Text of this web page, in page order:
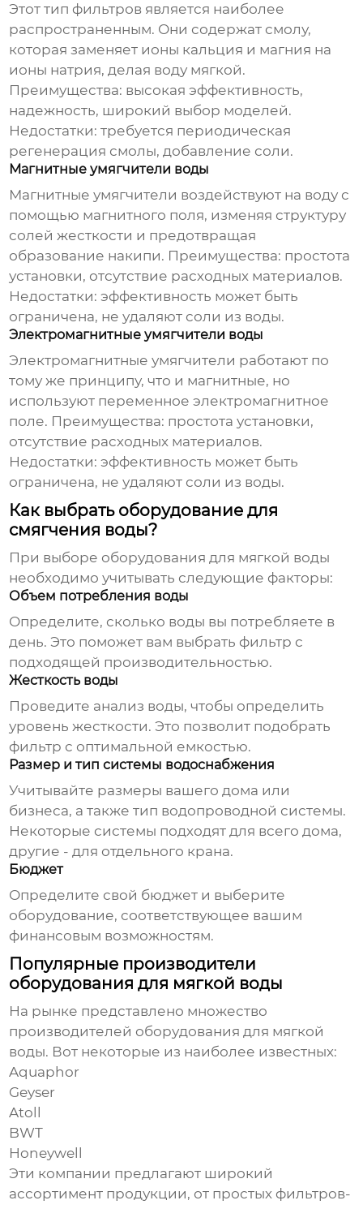
Этот тип фильтров является наиболее
распространенным. Они содержат смолу,
которая заменяет ионы кальция и магния на
ионы натрия, делая воду мягкой.
Преимущества: высокая эффективность,
надежность, широкий выбор моделей.
Недостатки: требуется периодическая
регенерация смолы, добавление соли.
Магнитные умягчители воды
Магнитные умягчители воздействуют на воду с
помощью магнитного поля, изменяя структуру
солей жесткости и предотвращая
образование накипи. Преимущества: простота
установки, отсутствие расходных материалов.
Недостатки: эффективность может быть
ограничена, не удаляют соли из воды.
Электромагнитные умягчители воды
Электромагнитные умягчители работают по
тому же принципу, что и магнитные, но
используют переменное электромагнитное
поле. Преимущества: простота установки,
отсутствие расходных материалов.
Недостатки: эффективность может быть
ограничена, не удаляют соли из воды.
Как выбрать оборудование для
смягчения воды?
При выборе оборудования для мягкой воды
необходимо учитывать следующие факторы:
Объем потребления воды
Определите, сколько воды вы потребляете в
день. Это поможет вам выбрать фильтр с
подходящей производительностью.
Жесткость воды
Проведите анализ воды, чтобы определить
уровень жесткости. Это позволит подобрать
фильтр с оптимальной емкостью.
Размер и тип системы водоснабжения
Учитывайте размеры вашего дома или
бизнеса, а также тип водопроводной системы.
Некоторые системы подходят для всего дома,
другие - для отдельного крана.
Бюджет
Определите свой бюджет и выберите
оборудование, соответствующее вашим
финансовым возможностям.
Популярные производители
оборудования для мягкой воды
На рынке представлено множество
производителей оборудования для мягкой
воды. Вот некоторые из наиболее известных:
Aquaphor
Geyser
Atoll
BWT
Honeywell
Эти компании предлагают широкий
ассортимент продукции, от простых фильтров-